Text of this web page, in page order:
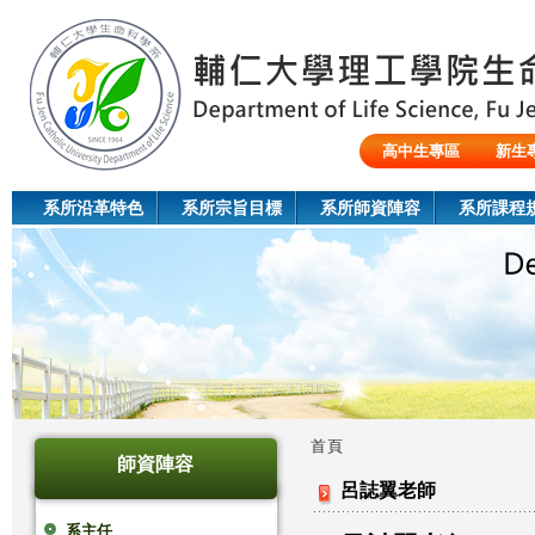
高中生專區
新生
系所沿革特色 系所宗旨目標 系所師資陣容 系所課程
師資陣容
系主任
您
首頁
呂誌翼老師